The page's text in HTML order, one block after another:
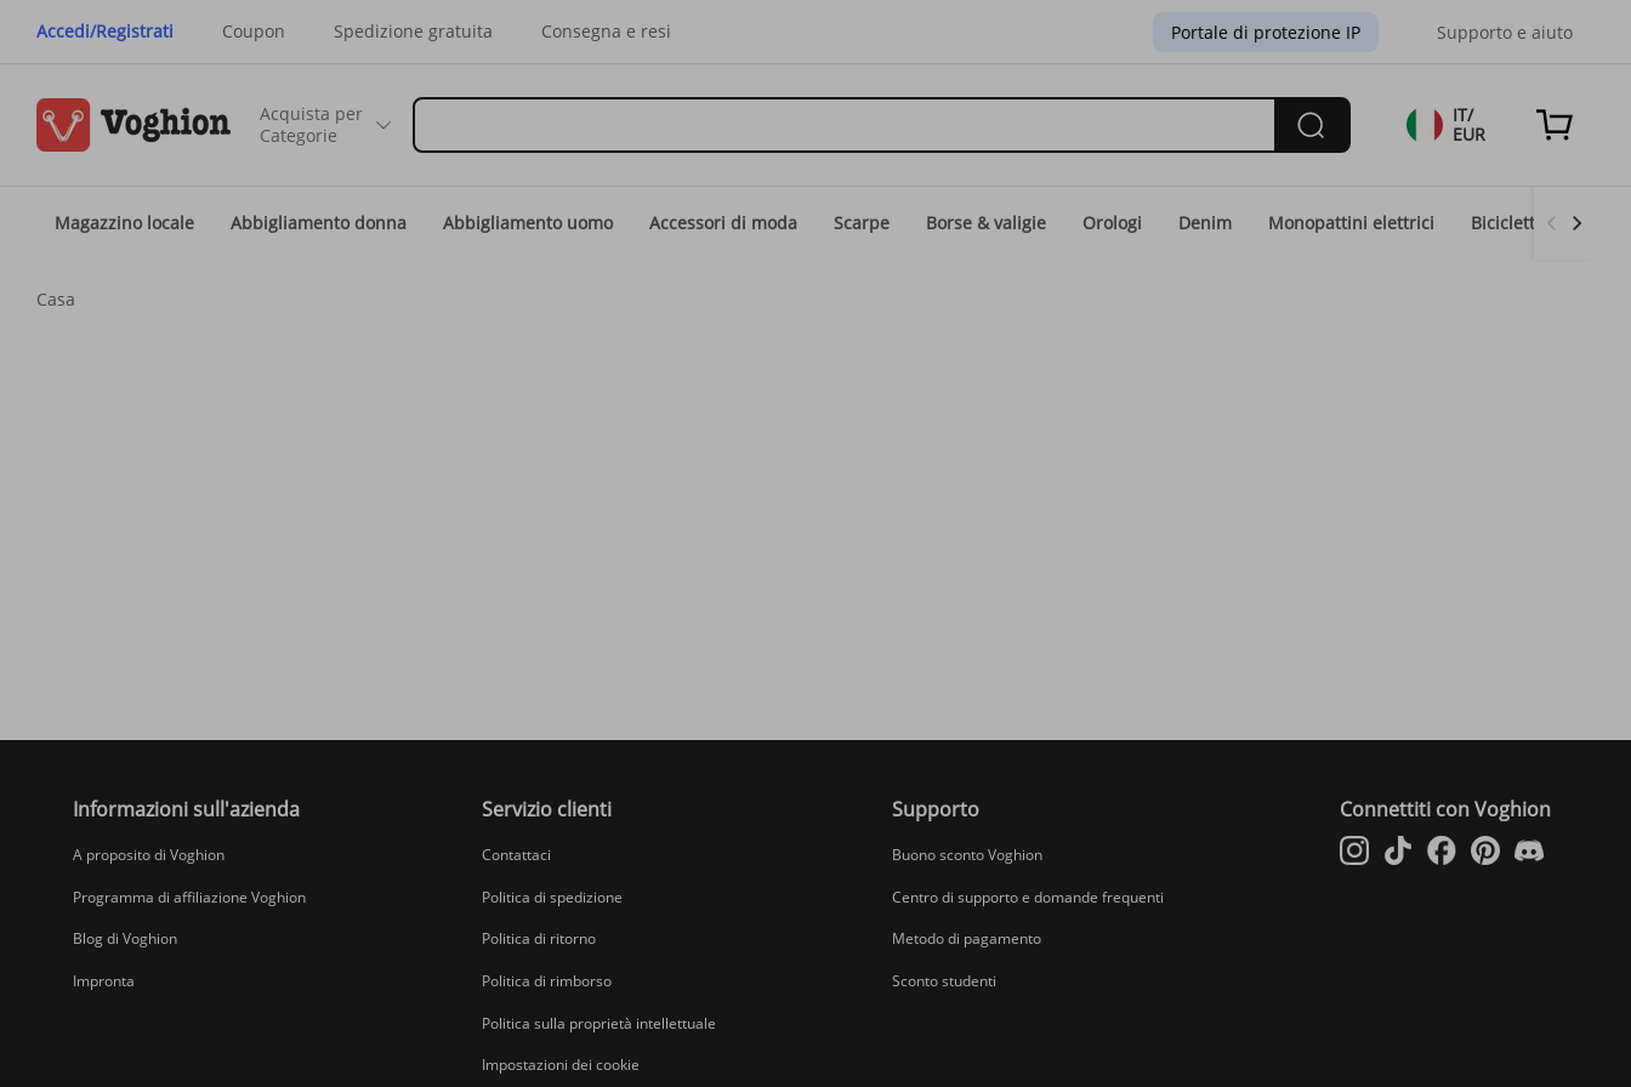
Accedi/Registrati Coupon Spedizione gratuita Consegna e resi Portale di protezione IP Supporto e aiuto
Acquista per
Categorie
IT/
EUR
Magazzino locale Abbigliamento donna Abbigliamento uomo Accessori di moda Scarpe Borse & valigie Orologi Denim Monopattini elettrici Biciclette elettriche
Casa
Informazioni sull'azienda
A proposito di Voghion
Programma di affiliazione Voghion
Blog di Voghion
Impronta
Servizio clienti
Contattaci
Politica di spedizione
Politica di ritorno
Politica di rimborso
Politica sulla proprietà intellettuale
Impostazioni dei cookie
Supporto
Buono sconto Voghion
Centro di supporto e domande frequenti
Metodo di pagamento
Sconto studenti
Connettiti con Voghion